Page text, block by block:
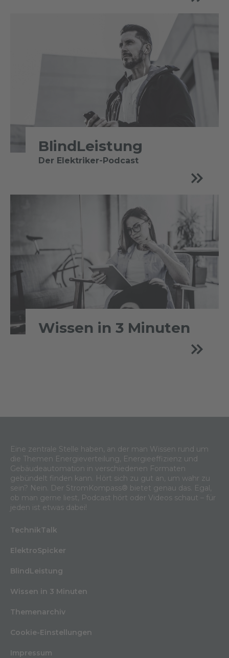
BlindLeistung
Der Elektriker-Podcast
Wissen in 3 Minuten
Eine zentrale Stelle haben, an der man Wissen rund um
die Themen Energieverteilung, Energieeffizienz und
Gebäudeautomation in verschiedenen Formaten
gebündelt finden kann. Hört sich zu gut an, um wahr zu
sein? Nein. Der StromKompass® bietet genau das. Egal,
ob man gerne liest, Podcast hört oder Videos schaut – für
jeden ist etwas dabei!
TechnikTalk
ElektroSpicker
BlindLeistung
Wissen in 3 Minuten
Themenarchiv
Cookie-Einstellungen
Impressum